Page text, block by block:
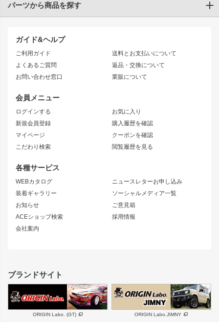
ガイド&ヘルプ
ご利用ガイド
よくあるご質問
お問い合わせ窓口
送料とお支払いについて
返品・交換について
業販について
会員メニュー
ログインする
新規会員登録
マイページ
こだわり検索
お気に入り
購入履歴を確認
クーポンを確認
閲覧履歴を見る
各種サービス
WEBカタログ
装着ギャラリー
お知らせ
ACEショップ検索
会社案内
ニュースレターお申し込み
ソーシャルメディア一覧
ご意見箱
採用情報
トヨタ
JZX90 CHASER
JZX110 MARK II
JZX100 MARK II
JZX90 MARK II
トレノ
マークX
アリスト
ソアラ
アルテッツァ
ニッサン
S15 シルビア
S14 シルビア 後期
S13 シルビア
180SX
シルエイティ
ワンビア
ローレル
セフィーロ
キャラバン
スズキ
GS350
SC
スバル 三菱
デリカ D:5
パーツから商品を探す
エアロシリーズ
ドリフトライン
風神
雷神
レーシングライン
アタックライン
ストリームライン
リアウイング
ジムニーパーツ
ホイール
MUD-S7
MUD-SR7
まつど家 鉄漢
ボンネット
フェンダー
サイドパーツ
リアゲート
メンテナンスパーツ
ハイエースパーツ
ブランドサイト
ORIGIN Labo. (GT) ORIGIN Labo.JIMNY